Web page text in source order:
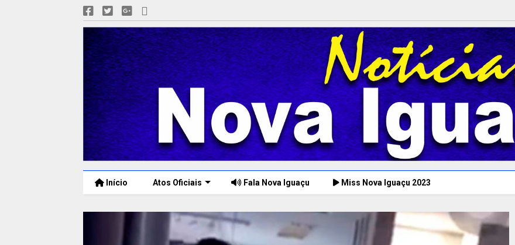
Início Atos Oficiais Fala Nova Iguaçu Miss Nova Iguaçu 2023